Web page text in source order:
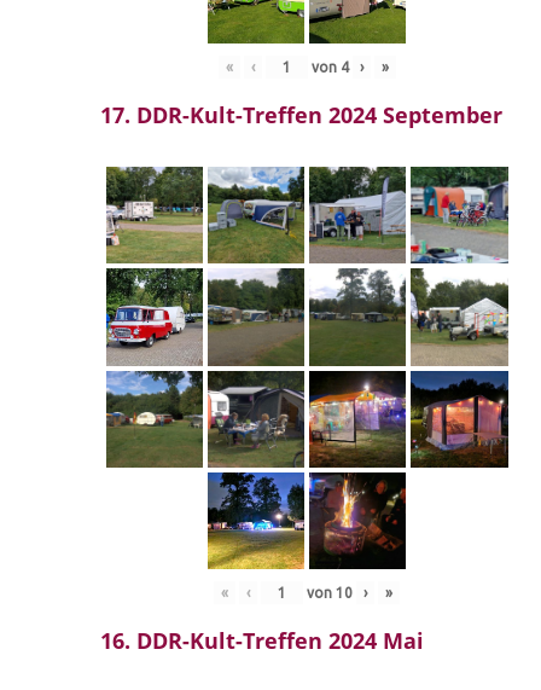
« ‹ von 4 › »
17. DDR-Kult-Treffen 2024 September
« ‹ von 10 › »
16. DDR-Kult-Treffen 2024 Mai